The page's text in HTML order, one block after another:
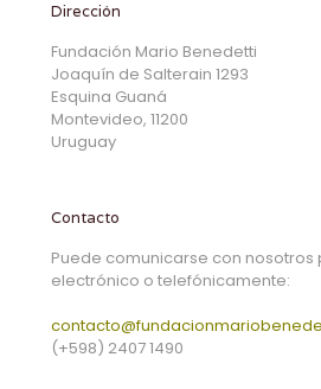
Dirección
Fundación Mario Benedetti
Joaquín de Salterain 1293
Esquina Guaná
Montevideo, 11200
Uruguay
Contacto
Puede comunicarse con nosotros
electrónico o telefónicamente:
(+598) 2407 1490